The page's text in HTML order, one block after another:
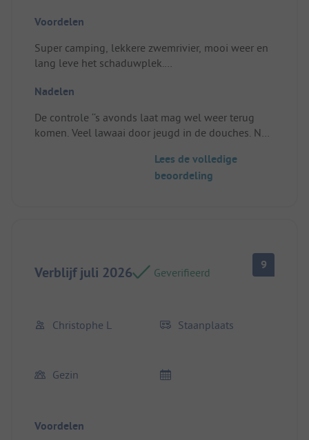
Voordelen
Super camping, lekkere zwemrivier, mooi weer en
lang leve het schaduwplek.
de rivier, mooi ruim
Nadelen
De controle ‘‘s avonds laat mag wel weer terug
komen. Veel lawaai door jeugd in de douches. Na
Standplaats/Huuraccommodatie: Die enen
buurman die maar meende dat zijn muziek luid
Lees de volledige
beoordeling
Verblijf juli 2026 Geverifieerd
9
Christophe L Staanplaats
Gezin
Voordelen